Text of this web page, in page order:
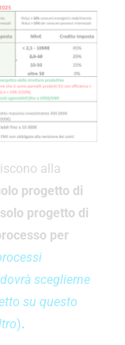
alla
progetto di
progetto di
per
sceglierne
su questo
).